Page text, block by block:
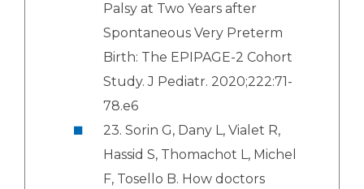
Palsy at Two Years after
Spontaneous Very Preterm
Birth: The EPIPAGE-2 Cohort
Study. J Pediatr. 2020;222:71-
78.e6
23. Sorin G, Dany L, Vialet R,
Hassid S, Thomachot L, Michel
F, Tosello B. How doctors